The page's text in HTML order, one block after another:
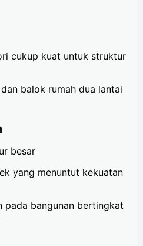
cukup kuat untuk struktur
balok rumah dua lantai
besar
yang menuntut kekuatan
pada bangunan bertingkat